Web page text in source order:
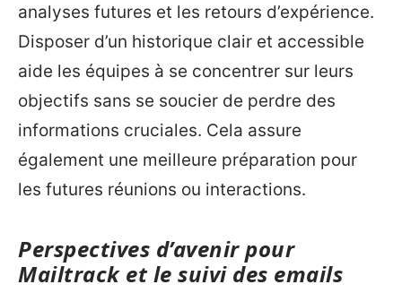
analyses futures et les retours d’expérience.
Disposer d’un historique clair et accessible
aide les équipes à se concentrer sur leurs
objectifs sans se soucier de perdre des
informations cruciales. Cela assure
également une meilleure préparation pour
les futures réunions ou interactions.
Perspectives d’avenir pour
Mailtrack et le suivi des emails